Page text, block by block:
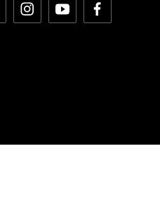
InstagramYouTubeFacebook